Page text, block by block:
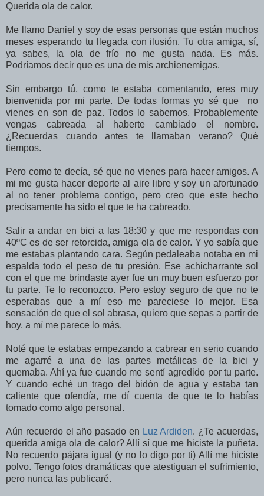
Querida ola de calor.
Me llamo Daniel y soy de esas personas que están muchos
meses esperando tu llegada con ilusión. Tu otra amiga, sí,
ya sabes, la ola de frío no me gusta nada. Es más.
Podríamos decir que es una de mis archienemigas.
Sin embargo tú, como te estaba comentando, eres muy
bienvenida por mi parte. De todas formas yo sé que no
vienes en son de paz. Todos lo sabemos. Probablemente
vengas cabreada al haberte cambiado el nombre.
¿Recuerdas cuando antes te llamaban verano? Qué
tiempos.
Pero como te decía, sé que no vienes para hacer amigos. A
mi me gusta hacer deporte al aire libre y soy un afortunado
al no tener problema contigo, pero creo que este hecho
precisamente ha sido el que te ha cabreado.
Salir a andar en bici a las 18:30 y que me respondas con
40ºC es de ser retorcida, amiga ola de calor. Y yo sabía que
me estabas plantando cara. Según pedaleaba notaba en mi
espalda todo el peso de tu presión. Ese achicharrante sol
con el que me brindaste ayer fue un muy buen esfuerzo por
tu parte. Te lo reconozco. Pero estoy seguro de que no te
esperabas que a mí eso me pareciese lo mejor. Esa
sensación de que el sol abrasa, quiero que sepas a partir de
hoy, a mí me parece lo más.
Noté que te estabas empezando a cabrear en serio cuando
me agarré a una de las partes metálicas de la bici y
quemaba. Ahí ya fue cuando me sentí agredido por tu parte.
Y cuando eché un trago del bidón de agua y estaba tan
caliente que ofendía, me dí cuenta de que te lo habías
tomado como algo personal.
Aún recuerdo el año pasado en Luz Ardiden. ¿Te acuerdas,
querida amiga ola de calor? Allí sí que me hiciste la puñeta.
No recuerdo pájara igual (y no lo digo por ti) Allí me hiciste
polvo. Tengo fotos dramáticas que atestiguan el sufrimiento,
pero nunca las publicaré.